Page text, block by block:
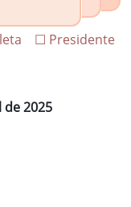
☐ Presidente
de 2025